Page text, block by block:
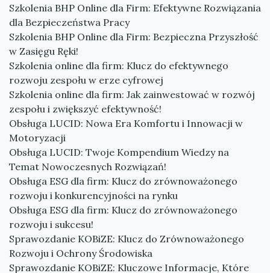
Szkolenia BHP Online dla Firm: Efektywne Rozwiązania
dla Bezpieczeństwa Pracy
Szkolenia BHP Online dla Firm: Bezpieczna Przyszłość
w Zasięgu Ręki!
Szkolenia online dla firm: Klucz do efektywnego
rozwoju zespołu w erze cyfrowej
Szkolenia online dla firm: Jak zainwestować w rozwój
zespołu i zwiększyć efektywność!
Obsługa LUCID: Nowa Era Komfortu i Innowacji w
Motoryzacji
Obsługa LUCID: Twoje Kompendium Wiedzy na
Temat Nowoczesnych Rozwiązań!
Obsługa ESG dla firm: Klucz do zrównoważonego
rozwoju i konkurencyjności na rynku
Obsługa ESG dla firm: Klucz do zrównoważonego
rozwoju i sukcesu!
Sprawozdanie KOBiZE: Klucz do Zrównoważonego
Rozwoju i Ochrony Środowiska
Sprawozdanie KOBiZE: Kluczowe Informacje, Które